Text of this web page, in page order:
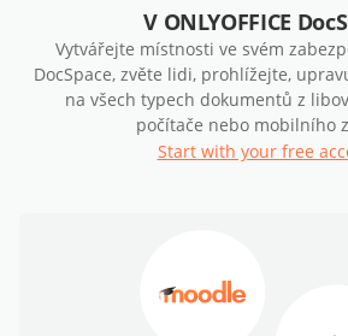
V ONLYOFFICE
Vytvářejte místnosti ve svém
DocSpace, zvěte lidi, prohlížejte,
na všech typech dokumentů z
počítače nebo mobilního
Start with your free